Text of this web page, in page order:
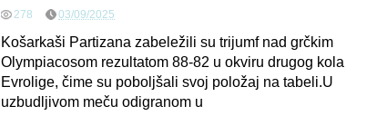
278 03/09/2025
Košarkaši Partizana zabeležili su trijumf nad grčkim
Olympiacosom rezultatom 88-82 u okviru drugog kola
Evrolige, čime su poboljšali svoj položaj na tabeli.U
uzbudljivom meču odigranom u